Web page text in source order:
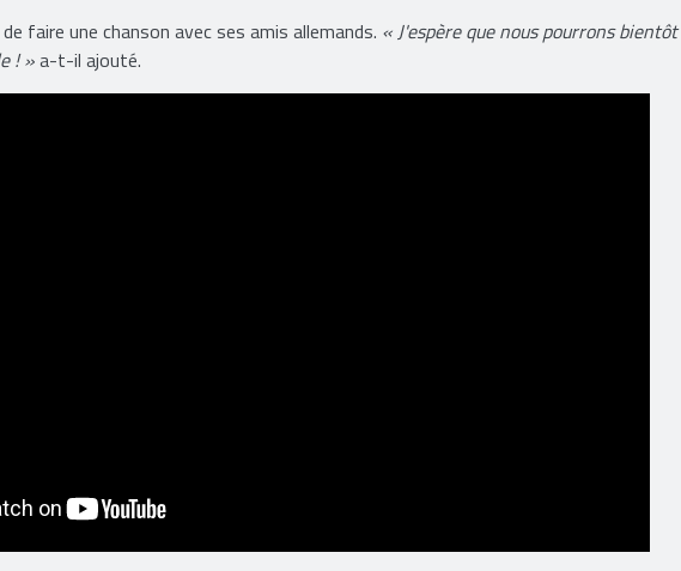
faire une chanson avec ses amis allemands. « J'espère que nous pourrons
! »a-t-il ajouté.